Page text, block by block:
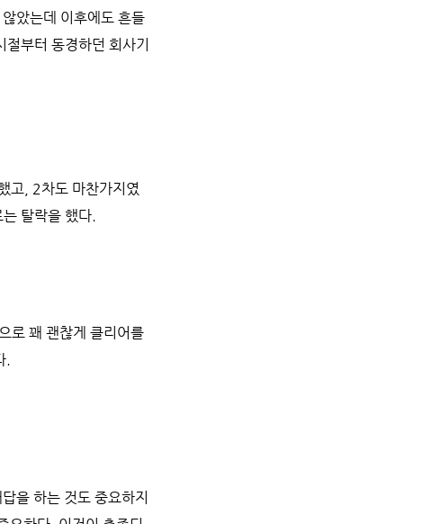
았는데 이후에도 흔들
부터 동경하던 회사기
고, 2차도 마찬가지였
탈락을 했다.
로 꽤 괜찮게 클리어를
.
을 하는 것도 중요하지